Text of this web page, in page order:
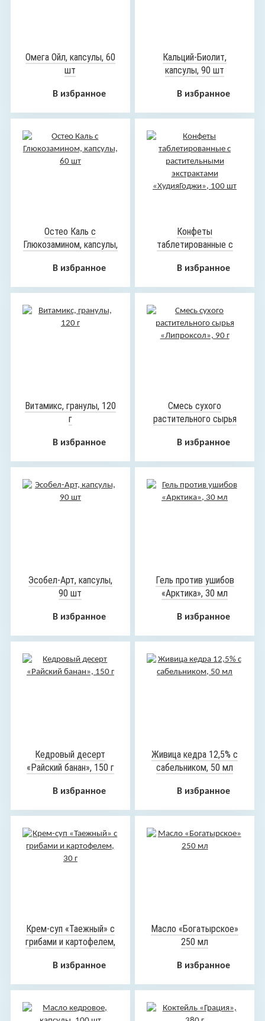
Омега Ойл, капсулы, 60
шт
В избранное
Кальций-Биолит,
капсулы, 90 шт
В избранное
Остео Каль с
Глюкозамином, капсулы,
В избранное
Конфеты
таблетированные с
экстрактами
В избранное
Витамикс, гранулы, 120
г
В избранное
Смесь сухого
растительного сырья
В избранное
Эсобел-Арт, капсулы,
90 шт
В избранное
Гель против ушибов
«Арктика», 30 мл
В избранное
Кедровый десерт
«Райский банан», 150 г
В избранное
Живица кедра 12,5% с
сабельником, 50 мл
В избранное
Крем-суп «Таежный» с
грибами и картофелем,
В избранное
Масло «Богатырское»
250 мл
В избранное